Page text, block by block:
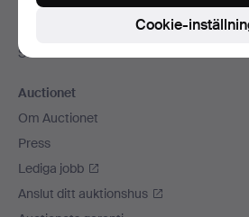
Sociala medier
Auctionet
Om Auctionet
Press
Lediga jobb
Anslut ditt auktionshus
Cookie-